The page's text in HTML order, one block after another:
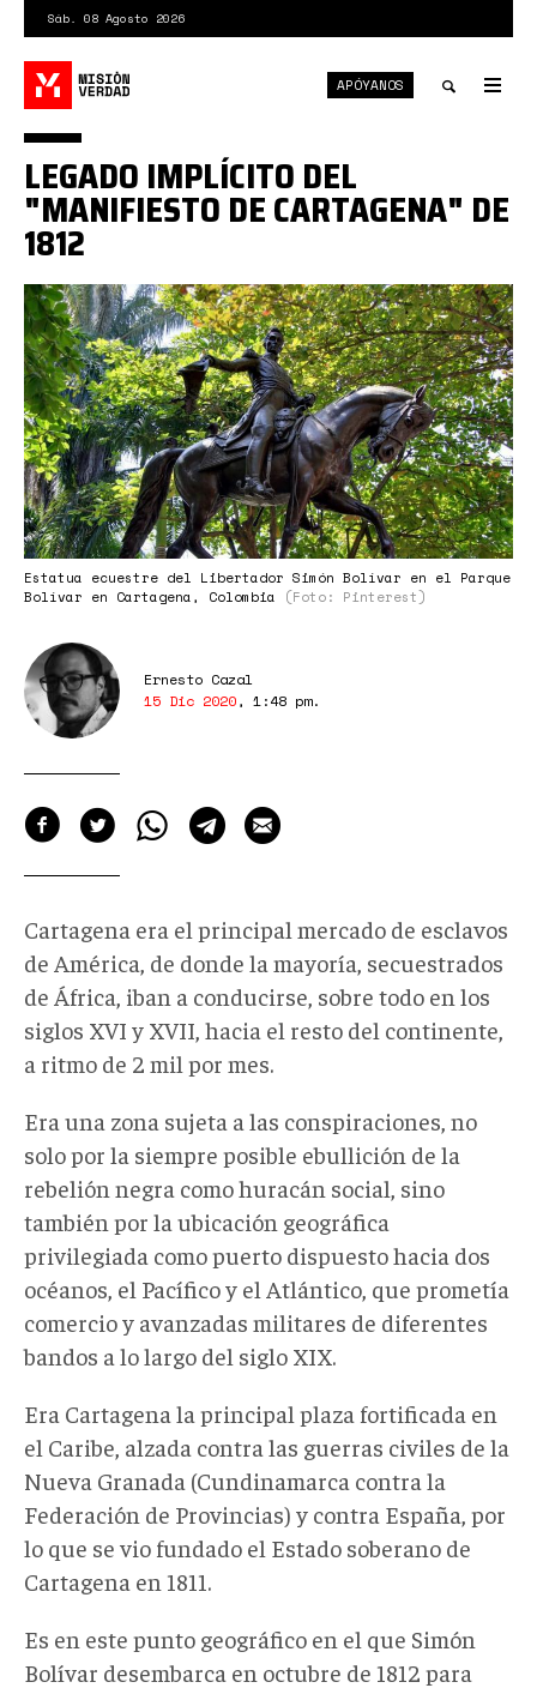
contenido
principal
Sáb. 08 Agosto 2026
APÓYANOS
bolívar
en
cartagena.jpg
Estatua ecuestre del Libertador Simón Bolívar en el Parque
Bolívar en Cartagena, Colombia
(Foto: Pinterest)
LEGADO IMPLÍCITO DEL
"MANIFIESTO DE CARTAGENA" DE
1812
Ernesto Cazal
15 Dic 2020, 1:48 pm.
Cartagena era el principal mercado de esclavos
de América, de donde la mayoría, secuestrados
de África, iban a conducirse, sobre todo en los
siglos XVI y XVII, hacia el resto del continente,
a ritmo de 2 mil por mes.
Era una zona sujeta a las conspiraciones, no
solo por la siempre posible ebullición de la
rebelión negra como huracán social, sino
también por la ubicación geográfica
privilegiada como puerto dispuesto hacia dos
océanos, el Pacífico y el Atlántico, que prometía
comercio y avanzadas militares de diferentes
bandos a lo largo del siglo XIX.
Era Cartagena la principal plaza fortificada en
el Caribe, alzada contra las guerras civiles de la
Nueva Granada (Cundinamarca contra la
Federación de Provincias) y contra España, por
lo que se vio fundado el Estado soberano de
Cartagena en 1811.
Es en este punto geográfico en el que Simón
Bolívar desembarca en octubre de 1812 para